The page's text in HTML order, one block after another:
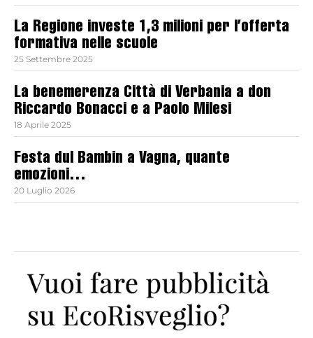
La Regione investe 1,3 milioni per l’offerta
formativa nelle scuole
25 Settembre 2025
La benemerenza Città di Verbania a don
Riccardo Bonacci e a Paolo Milesi
18 Aprile 2025
Festa dul Bambin a Vagna, quante
emozioni…
20 Luglio 2026